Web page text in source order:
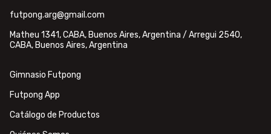
futpong.arg@gmail.com
Matheu 1341, CABA, Buenos Aires, Argentina / Arregui 2540,
CABA, Buenos Aires, Argentina
Gimnasio Futpong
Futpong App
Catálogo de Productos